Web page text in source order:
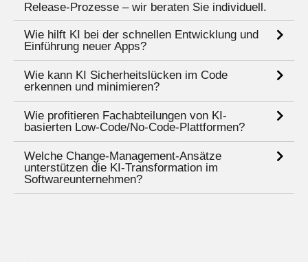
Release-Prozesse – wir beraten Sie individuell.
Wie hilft KI bei der schnellen Entwicklung und
Einführung neuer Apps?
Wie kann KI Sicherheitslücken im Code
erkennen und minimieren?
Wie profitieren Fachabteilungen von KI-
basierten Low-Code/No-Code-Plattformen?
Welche Change-Management-Ansätze
unterstützen die KI-Transformation im
Softwareunternehmen?